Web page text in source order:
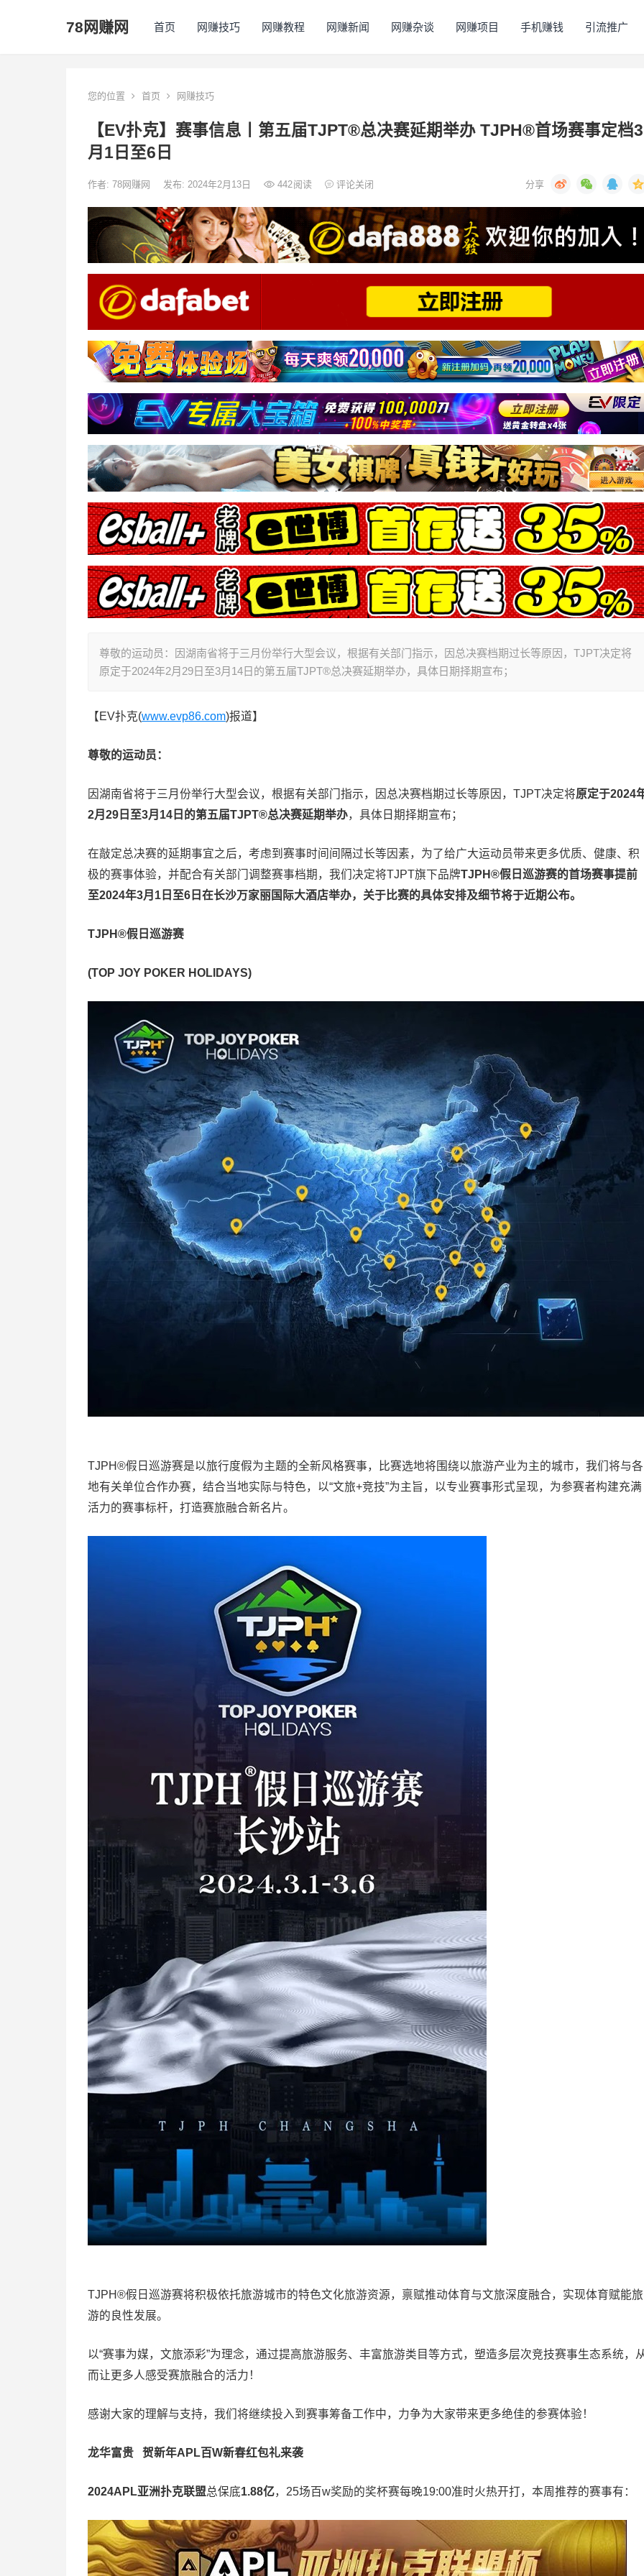
78网赚网 首页 网赚技巧 网赚教程 网赚新闻 网赚杂谈 网赚项目 手机赚钱 引流推广
您的位置 首页 网赚技巧
【EV扑克】赛事信息丨第五届TJPT®总决赛延期举办 TJPH®首场赛事定档3
月1日至6日
作者: 78网赚网 发布: 2024年2月13日 442阅读 评论关闭
尊敬的运动员：因湖南省将于三月份举行大型会议，根据有关部门指示，因总决赛档期过长等原因，TJPT决定将
原定于2024年2月29日至3月14日的第五届TJPT®总决赛延期举办，具体日期择期宣布；
【EV扑克(www.evp86.com)报道】
尊敬的运动员：
因湖南省将于三月份举行大型会议，根据有关部门指示，因总决赛档期过长等原因，TJPT决定将原定于2024
2月29日至3月14日的第五届TJPT®总决赛延期举办，具体日期择期宣布；
在敲定总决赛的延期事宜之后，考虑到赛事时间间隔过长等因素，为了给广大运动员带来更多优质、健康、积
极的赛事体验，并配合有关部门调整赛事档期，我们决定将TJPT旗下品牌TJPH®假日巡游赛的首场赛事提前
至2024年3月1日至6日在长沙万家丽国际大酒店举办，关于比赛的具体安排及细节将于近期公布。
TJPH®假日巡游赛
(TOP JOY POKER HOLIDAYS)
TJPH®假日巡游赛是以旅行度假为主题的全新风格赛事，比赛选地将围绕以旅游产业为主的城市，我们将与各
地有关单位合作办赛，结合当地实际与特色，以“文旅+竞技”为主旨，以专业赛事形式呈现，为参赛者构建充满
活力的赛事标杆，打造赛旅融合新名片。
TJPH®假日巡游赛将积极依托旅游城市的特色文化旅游资源，禀赋推动体育与文旅深度融合，实现体育赋能旅
游的良性发展。
以“赛事为媒，文旅添彩”为理念，通过提高旅游服务、丰富旅游类目等方式，塑造多层次竞技赛事生态系统，
而让更多人感受赛旅融合的活力！
感谢大家的理解与支持，我们将继续投入到赛事筹备工作中，力争为大家带来更多绝佳的参赛体验！
龙华富贵 贺新年APL百W新春红包礼来袭
2024APL亚洲扑克联盟总保底1.88亿，25场百w奖励的奖杯赛每晚19:00准时火热开打，本周推荐的赛事有：